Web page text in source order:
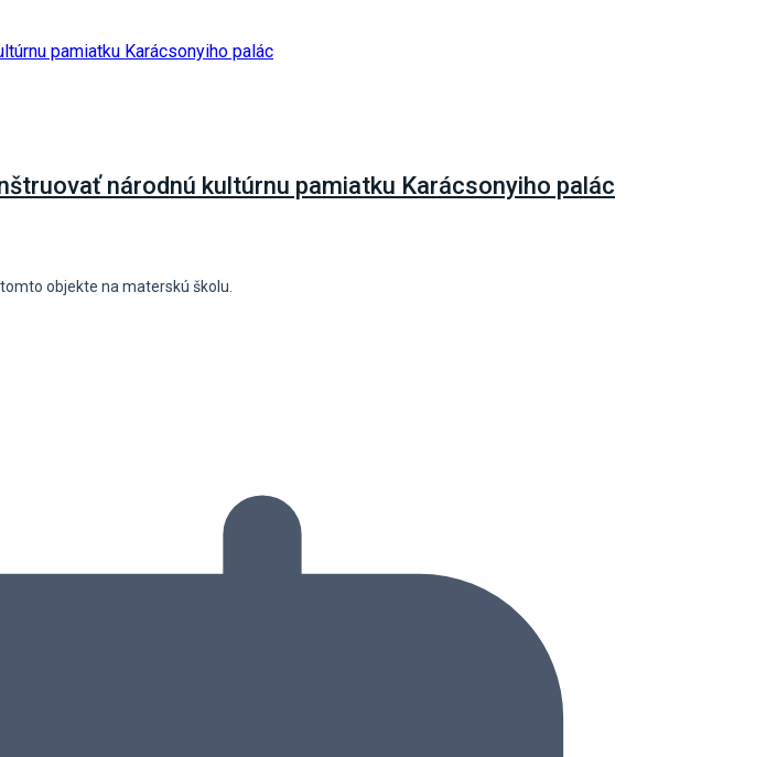
národnú kultúrnu pamiatku Karácsonyiho palác
objekte na materskú školu.